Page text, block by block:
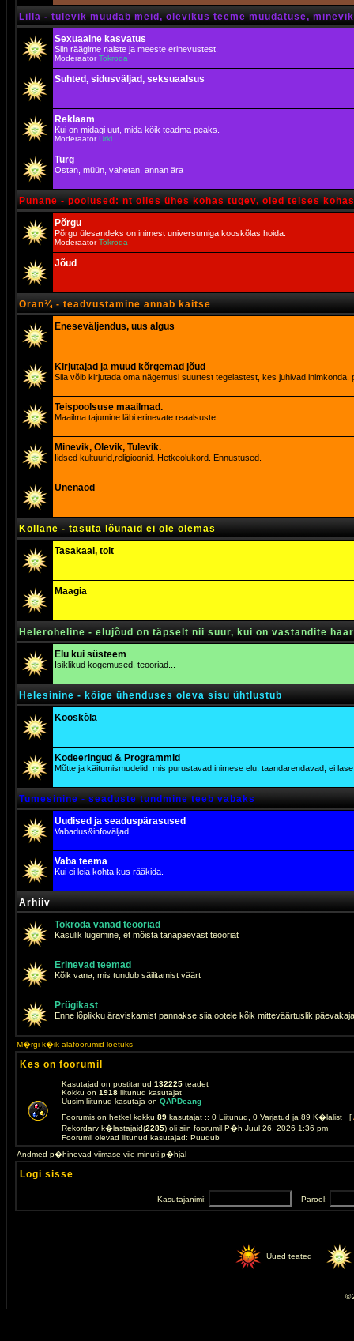
Lilla - tulevik muudab meid, olevikus teeme muudatuse,
Sexuaalne kasvatus
Siin räägime naiste ja meeste erinevustest.
ModeraatorTokroda
Suhted, sidusväljad, seksuaalsus
Reklaam
Kui on midagi uut, mida kõik teadma peaks.
ModeraatorUrki
Turg
Ostan, müün, vahetan, annan ära
Punane - poolused: nt olles ühes kohas tugev, oled teises
Põrgu
Põrgu ülesandeks on inimest universumiga kooskõlas hoida.
ModeraatorTokroda
Jõud
Oran¾ - teadvustamine annab kaitse
Eneseväljendus, uus algus
Kirjutajad ja muud kõrgemad jõud
Siia võib kirjutada oma nägemusi suurtest tegelastest, kes juhivad inimkonda,
Teispoolsuse maailmad.
Maailma tajumine läbi erinevate reaalsuste.
Minevik, Olevik, Tulevik.
Iidsed kultuurid,religioonid. Hetkeolukord. Ennustused.
Unenäod
Kollane - tasuta lõunaid ei ole olemas
Tasakaal, toit
Maagia
Heleroheline - elujõud on täpselt nii suur, kui on vastandite
Elu kui süsteem
Isiklikud kogemused, teooriad...
Helesinine - kõige ühenduses oleva sisu ühtlustub
Kooskõla
Kodeeringud & Programmid
Mõtte ja käitumismudelid, mis purustavad inimese elu, taandarendavad, ei
Tumesinine - seaduste tundmine teeb vabaks
Uudised ja seaduspärasused
Vabadus&infoväljad
Vaba teema
Kui ei leia kohta kus rääkida.
Arhiiv
Tokroda vanad teooriad
Kasulik lugemine, et mõista tänapäevast teooriat
Erinevad teemad
Kõik vana, mis tundub säilitamist väärt
Prügikast
Enne lõplikku äraviskamist pannakse siia ootele kõik mitteväärtuslik
M�rgi k�ik alafoorumid loetuks
Kes on foorumil
Kasutajad on postitanud 132225 teadet
Kokku on 1918 liitunud kasutajat
Uusim liitunud kasutaja on QAPDeang
Foorumis on hetkel kokku 89 kasutajat :: 0 Liitunud, 0 Varjatud ja 89 K�lalist [
Rekordarv k�lastajaid(2285) oli siin foorumil P�h Juul 26, 2026 1:36 pm
Foorumil olevad liitunud kasutajad: Puudub
Andmed p�hinevad viimase viie minuti p�hjal
Logi sisse
Kasutajanimi: Parool:
Uued teated
©